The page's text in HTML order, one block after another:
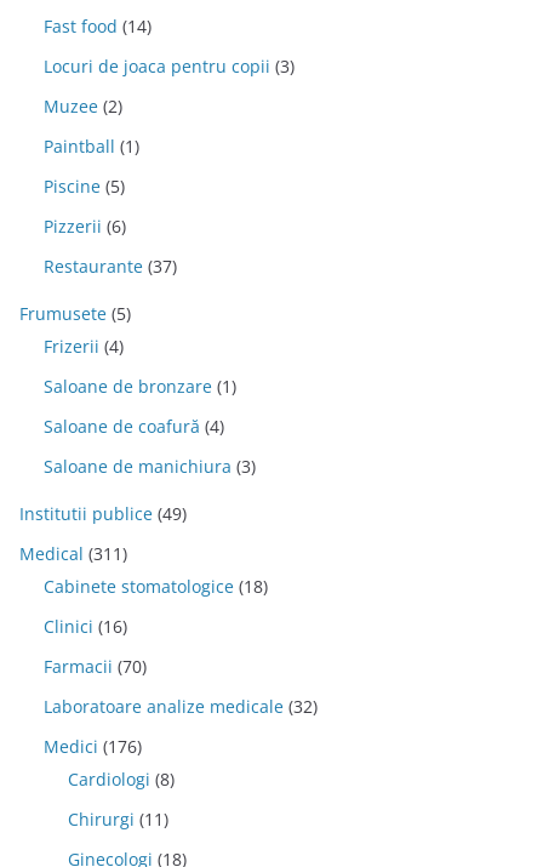
Fast food (14)
Locuri de joaca pentru copii (3)
Muzee (2)
Paintball (1)
Piscine (5)
Pizzerii (6)
Restaurante (37)
Frumusete (5)
Frizerii (4)
Saloane de bronzare (1)
Saloane de coafură (4)
Saloane de manichiura (3)
Institutii publice (49)
Medical (311)
Cabinete stomatologice (18)
Clinici (16)
Farmacii (70)
Laboratoare analize medicale (32)
Medici (176)
Cardiologi (8)
Chirurgi (11)
Ginecologi (18)